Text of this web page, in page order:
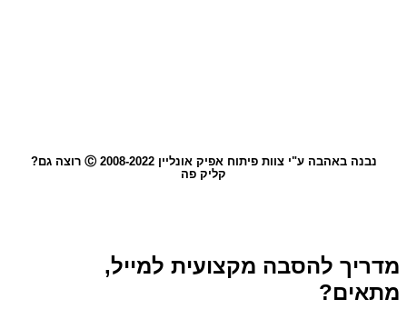
נבנה באהבה ע"י צוות פיתוח אפיק אונליין 2008-2022 Ⓒ רוצה גם?
קליק פה
מדריך להסבה מקצועית למייל,
מתאים?